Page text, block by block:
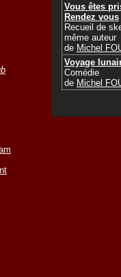
Vous êtes
Rendez vous
Recueil de
même auteur
de Michel
Voyage
Comédie
de Michel